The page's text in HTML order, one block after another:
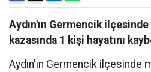
Aydın'ın Germencik
kazasında 1 kişi hayatını
Aydın'ın Germencik ilçesinde